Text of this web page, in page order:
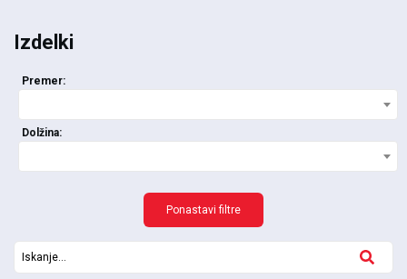
Izdelki
Premer:
Dolžina:
Ponastavi filtre